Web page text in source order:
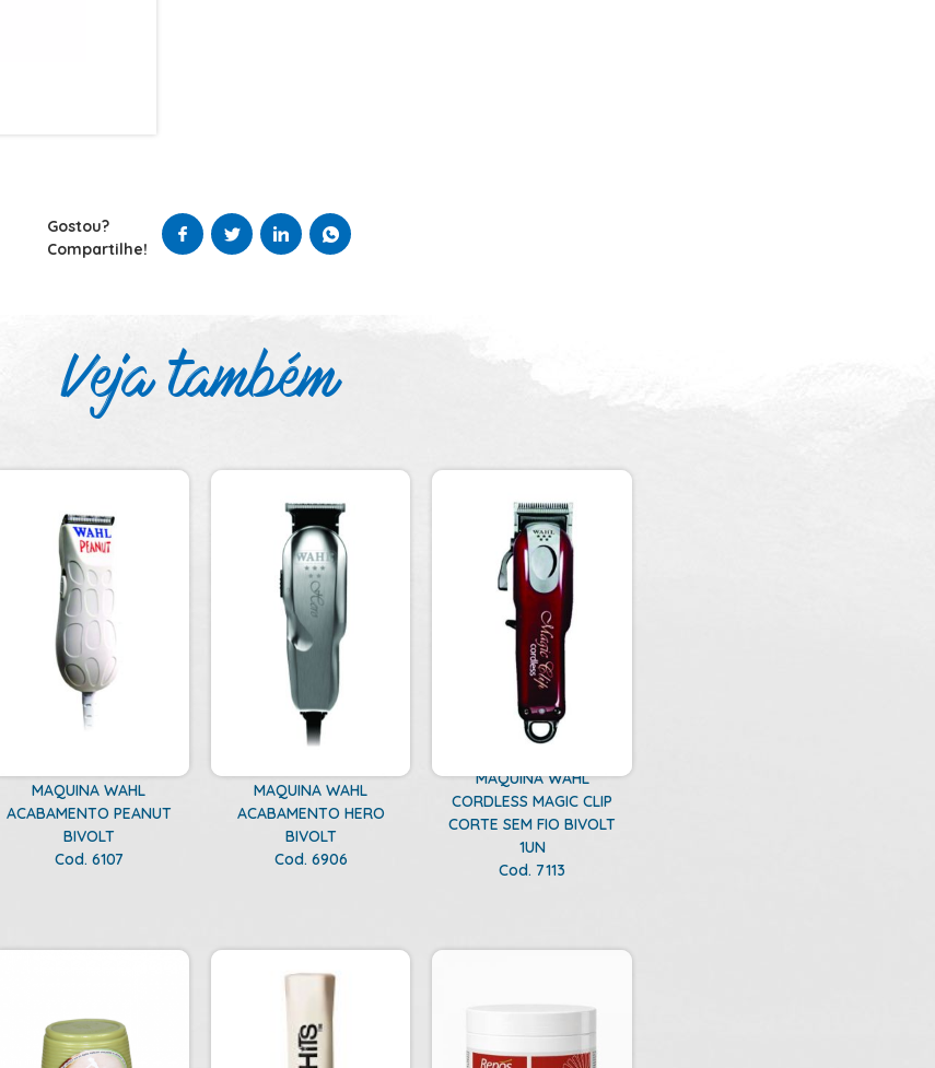
Gostou?
Compartilhe!
Veja também
MAQUINA WAHL
ACABAMENTO PEANUT
BIVOLT
Cod. 6107
MAQUINA WAHL
ACABAMENTO HERO
BIVOLT
Cod. 6906
MAQUINA WAHL
CORDLESS MAGIC CLIP
CORTE SEM FIO BIVOLT
1UN
Cod. 7113